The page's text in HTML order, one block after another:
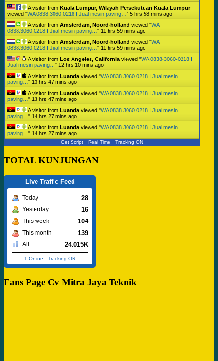
A visitor from Kuala Lumpur, Wilayah Persekutuan Kuala Lumpur
viewed "WA 0838.3060.0218 I Jual mesin paving… " 5 hrs 58 mins ago
A visitor from Amsterdam, Noord-holland viewed "WA
0838.3060.0218 I Jual mesin paving… " 11 hrs 59 mins ago
A visitor from Amsterdam, Noord-holland viewed "WA
0838.3060.0218 I Jual mesin paving… " 11 hrs 59 mins ago
A visitor from Los Angeles, California viewed "WA 0838-3060-0218 I
Jual mesin paving… " 12 hrs 10 mins ago
A visitor from Luanda viewed "WA 0838.3060.0218 I Jual mesin
paving… " 13 hrs 47 mins ago
A visitor from Luanda viewed "WA 0838.3060.0218 I Jual mesin
paving… " 13 hrs 47 mins ago
A visitor from Luanda viewed "WA 0838.3060.0218 I Jual mesin
paving… " 14 hrs 27 mins ago
A visitor from Luanda viewed "WA 0838.3060.0218 I Jual mesin
paving… " 14 hrs 27 mins ago
Get Script Real Time Tracking ON
TOTAL KUNJUNGAN
Live Traffic Feed
Today 28
Yesterday 16
This week 104
This month 139
All 24.015K
1 Online - Tracking ON
Fans Page Cv Mitra Jaya Teknik